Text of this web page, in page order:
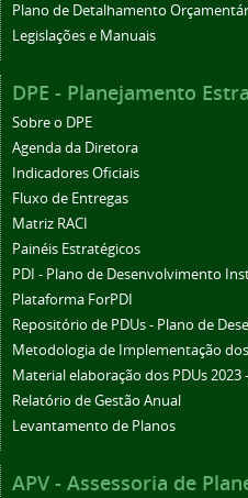
Plano de Detalhamento
Legislações e Manuais
DPE - Planejamento
Sobre o DPE
Agenda da Diretora
Indicadores Oficiais
Fluxo de Entregas
Matriz RACI
Painéis Estratégicos
PDI - Plano de Desenvolvimento
Plataforma ForPDI
Repositório de PDUs - Plano de
Metodologia de Implementação dos
Material elaboração dos PDUs 2023
Relatório de Gestão Anual
Levantamento de Planos
APV - Assessoria de